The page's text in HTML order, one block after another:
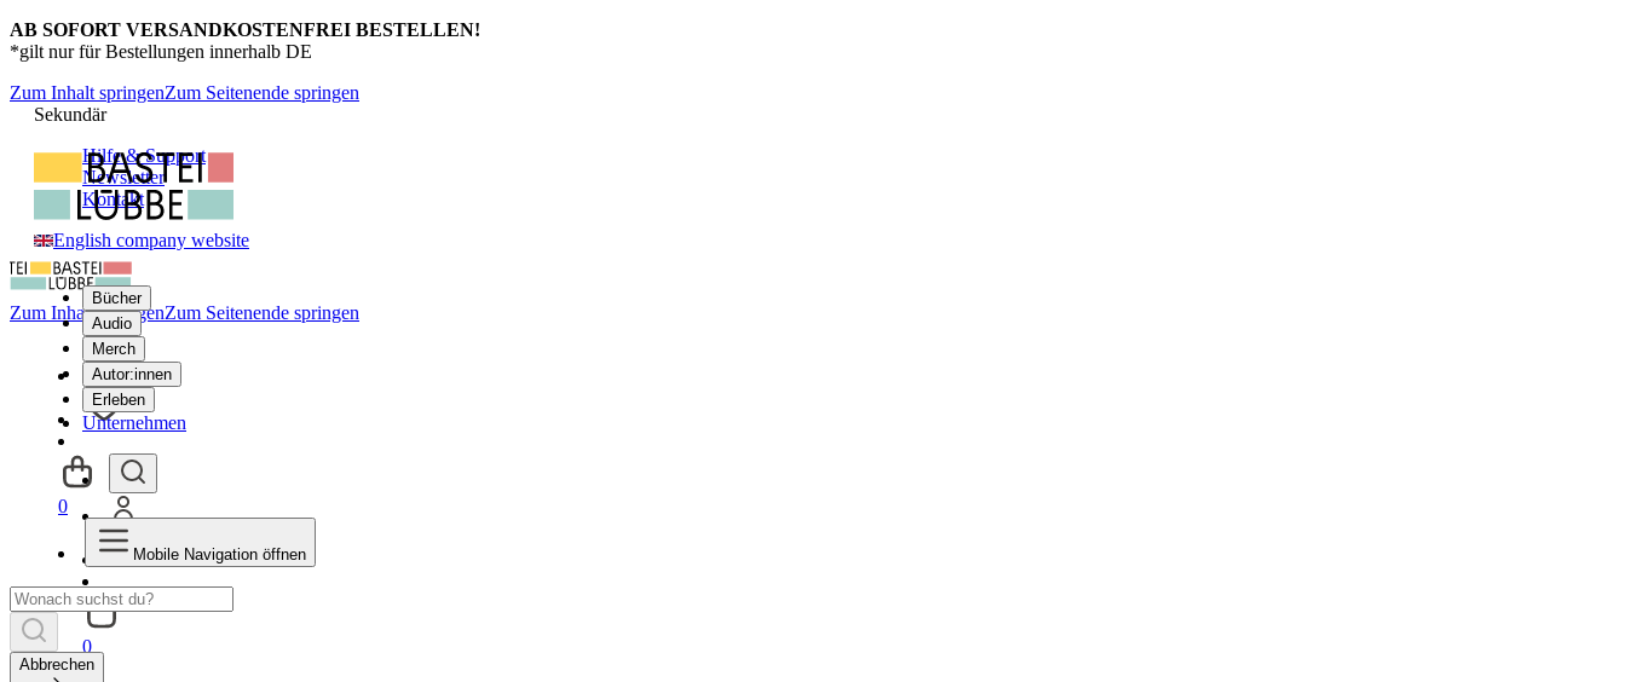
AB SOFORT VERSANDKOSTENFREI BESTELLEN!
*gilt nur für Bestellungen innerhalb DE
Zum Inhalt springenZum Seitenende springen
Sekundär
Hilfe & Support
Newsletter
Kontakt
English company website
Bücher
Audio
Merch
Autor:innen
Erleben
Unternehmen
0
Zum Inhalt springenZum Seitenende springen
0
Mobile Navigation öffnen
Abbrechen